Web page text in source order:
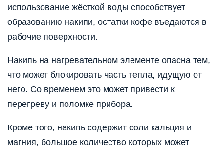
использование жёсткой воды способствует
образованию накипи, остатки кофе въедаются в
рабочие поверхности.
Накипь на нагревательном элементе опасна тем,
что может блокировать часть тепла, идущую от
него. Со временем это может привести к
перегреву и поломке прибора.
Кроме того, накипь содержит соли кальция и
магния, большое количество которых может